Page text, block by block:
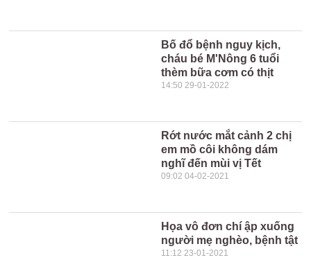
Bố đổ bệnh nguy kịch,
cháu bé M'Nông 6 tuổi
thèm bữa cơm có thịt
14:50 29-01-2022
Rớt nước mắt cảnh 2 chị
em mồ côi không dám
nghĩ đến mùi vị Tết
09:02 04-02-2021
Họa vô đơn chí ập xuống
người mẹ nghèo, bệnh tật
11:12 23-01-2021